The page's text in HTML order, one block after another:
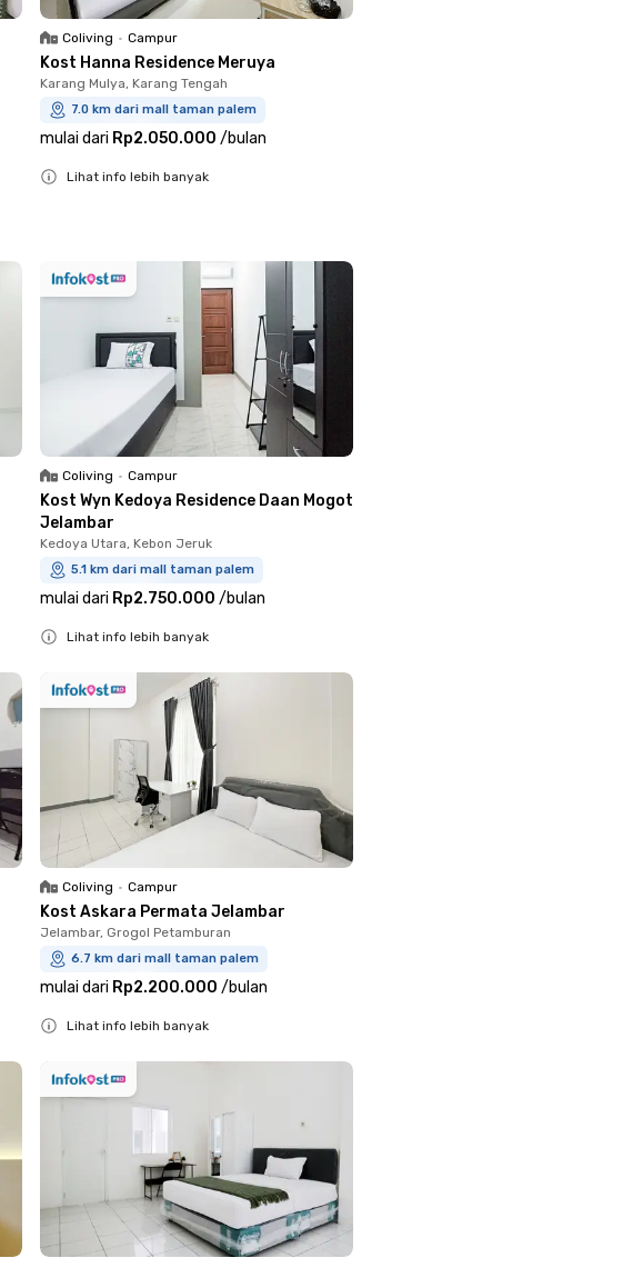
Coliving • Campur
Kost Hanna Residence Meruya
Karang Mulya, Karang Tengah
7.0 km dari mall taman palem
mulai dari Rp2.050.000 /bulan
Lihat info lebih banyak
Coliving • Campur
Kost Wyn Kedoya Residence Daan Mogot
Jelambar
Kedoya Utara, Kebon Jeruk
5.1 km dari mall taman palem
mulai dari Rp2.750.000 /bulan
Lihat info lebih banyak
Coliving • Campur
Kost Askara Permata Jelambar
Jelambar, Grogol Petamburan
6.7 km dari mall taman palem
mulai dari Rp2.200.000 /bulan
Lihat info lebih banyak